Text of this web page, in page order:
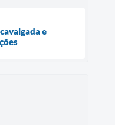
e